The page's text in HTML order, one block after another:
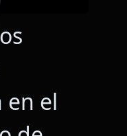
en el